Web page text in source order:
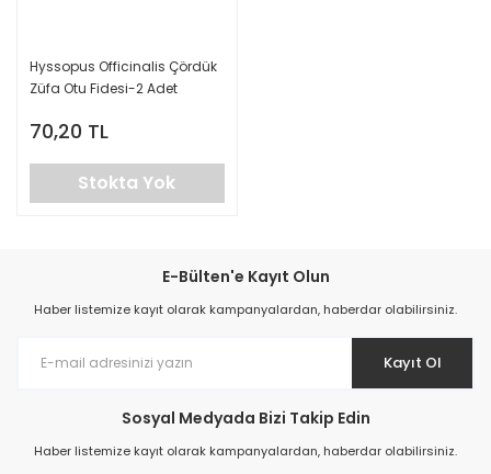
Hyssopus Officinalis Çördük
Züfa Otu Fidesi-2 Adet
70,20 TL
Stokta Yok
E-Bülten'e Kayıt Olun
Haber listemize kayıt olarak kampanyalardan, haberdar olabilirsiniz.
Kayıt Ol
Sosyal Medyada Bizi Takip Edin
Haber listemize kayıt olarak kampanyalardan, haberdar olabilirsiniz.